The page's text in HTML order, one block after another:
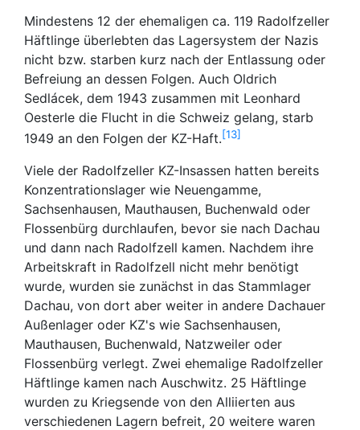
Mindestens 12 der ehemaligen ca. 119 Radolfzeller
Häftlinge überlebten das Lagersystem der Nazis
nicht bzw. starben kurz nach der Entlassung oder
Befreiung an dessen Folgen. Auch Oldrich
Sedlácek, dem 1943 zusammen mit Leonhard
Oesterle die Flucht in die Schweiz gelang, starb
1949 an den Folgen der KZ-Haft. 13
Viele der Radolfzeller KZ-Insassen hatten bereits
Konzentrationslager wie Neuengamme,
Sachsenhausen, Mauthausen, Buchenwald oder
Flossenbürg durchlaufen, bevor sie nach Dachau
und dann nach Radolfzell kamen. Nachdem ihre
Arbeitskraft in Radolfzell nicht mehr benötigt
wurde, wurden sie zunächst in das Stammlager
Dachau, von dort aber weiter in andere Dachauer
Außenlager oder KZ's wie Sachsenhausen,
Mauthausen, Buchenwald, Natzweiler oder
Flossenbürg verlegt. Zwei ehemalige Radolfzeller
Häftlinge kamen nach Auschwitz. 25 Häftlinge
wurden zu Kriegsende von den Alliierten aus
verschiedenen Lagern befreit, 20 weitere waren